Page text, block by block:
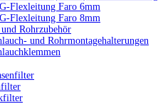
Flexleitung Faro 6mm
Flexleitung Faro 8mm
Rohrzubehör
und Rohrmontagehalterungen